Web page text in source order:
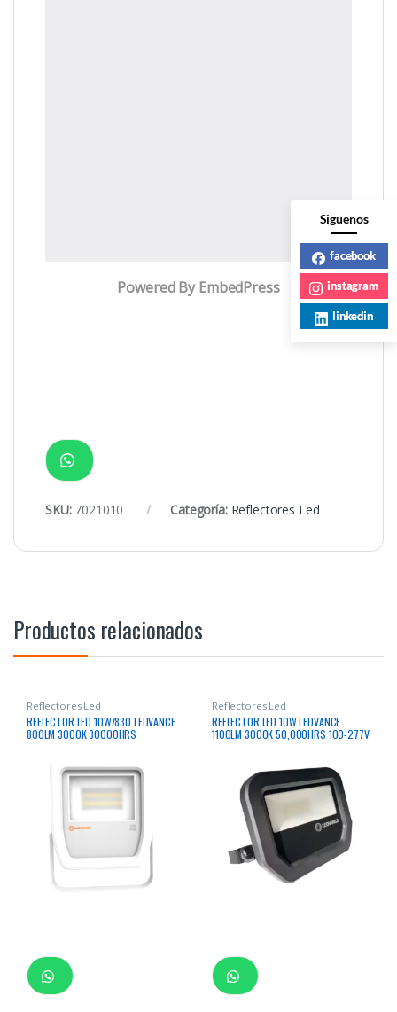
Powered By EmbedPress
SKU: 7021010 Categoría: Reflectores Led
Productos relacionados
Reflectores Led
REFLECTOR LED 10W/830 LEDVANCE
800LM 3000K 30000HRS
Reflectores Led
REFLECTOR LED 10W LEDVANCE
1100LM 3000K 50,000HRS 100-277V
Siguenos
facebook
instagram
linkedin